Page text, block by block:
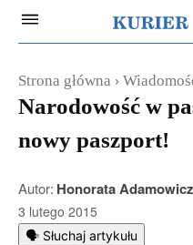
Strona główna
Narodowość w
nowy paszport!
Autor: Honorata Adamowicz
3 lutego 2015
🗣️ Słuchaj artykułu